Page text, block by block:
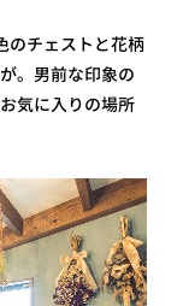
のチェストと花柄
。男前な印象の
気に入りの場所